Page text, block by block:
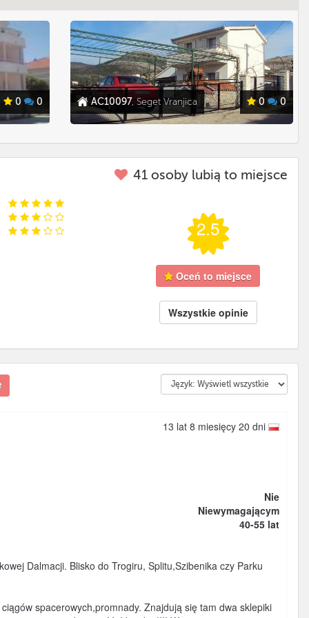
0 0 AC10097, Seget Vranjica 0 0
41osoby lubią to miejsce
2.5
Oceń to miejsce
Wszystkie opinie
13 lat 8 miesięcy 20 dni
Nie
Niewymagającym
40-55 lat
Dalmacji. Blisko do Trogiru, Splitu,Szibenika czy Parku
spacerowych,promnady. Znajdują się tam dwa sklepiki